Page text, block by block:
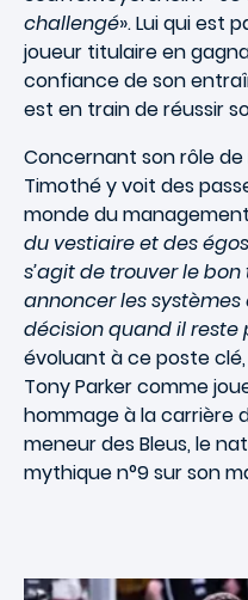
challengé». Lui qui est
joueur titulaire en
confiance de son
est en train de réussir
Concernant son rôle de
Timothé y voit des
monde du
du vestiaire et des
s’agit de trouver le
annoncer les
décision quand il reste
évoluant à ce poste
Tony Parker comme
hommage à la carrière
meneur des Bleus, le
mythique n°9 sur son